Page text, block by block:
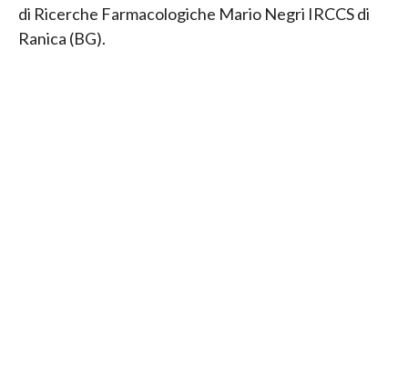
di Ricerche Farmacologiche Mario Negri IRCCS di
Ranica (BG).